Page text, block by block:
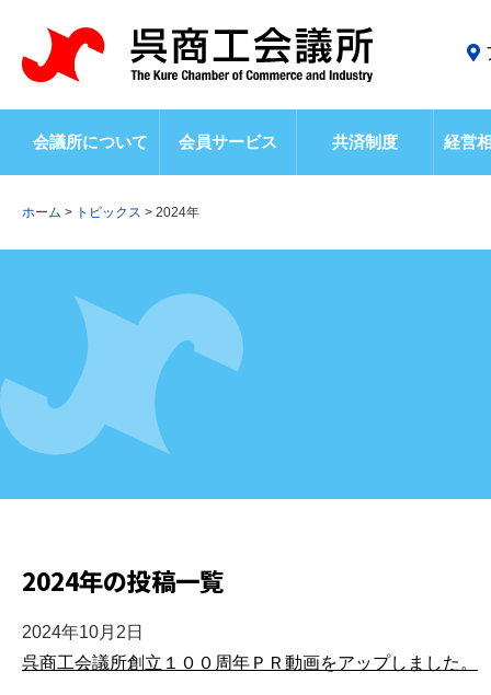
会議所について 会員サービス 共済制度 経営
ホーム > トピックス > 2024年
2024年の投稿一覧
2024年10月2日
呉商工会議所創立１００周年ＰＲ動画をアップしました。